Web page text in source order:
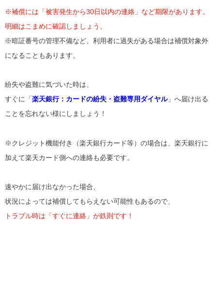
※補償には「被害発生から30日以内の連絡」など期限があります。
明細はこまめに確認しましょう。
※暗証番号の管理不備など、利用者に過失がある場合は補償対象外
になることもあります。
紛失や盗難に気づいた時は、
すぐに「楽天銀行：カードの紛失・盗難専用ダイヤル」へ届け出る
ことを忘れない様にしましょう！
※クレジット機能付き（楽天銀行カード等）の場合は、楽天銀行に
加えて楽天カード側への連絡も必要です。
速やかに届け出なかった場合、
状況によっては補償してもらえない可能性もあるので、
トラブル時は「すぐに連絡」が鉄則です！